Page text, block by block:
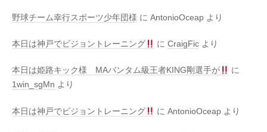
野球チーム幸行スポーツ少年団様 に AntonioOceap より
本日は神戸でビジョントレーニング にCraigFic より
本日は姫路キック様 MAバンタム級王者KING剛選手が
に
1win_sgMn より
本日は神戸でビジョントレーニング にAntonioOceap より